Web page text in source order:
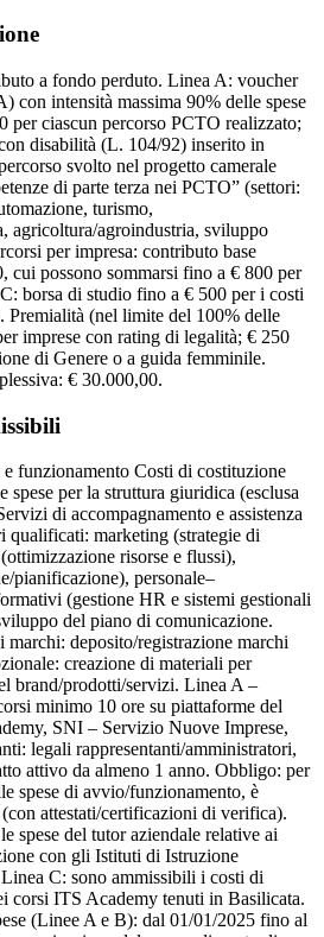
a fondo perduto. Linea A: voucher
con intensità massima 90% delle spese
per ciascun percorso PCTO realizzato;
disabilità (L. 104/92) inserito in
svolto nel progetto camerale
di parte terza nei PCTO” (settori:
turismo,
agricoltura/agroindustria, sviluppo
per impresa: contributo base
cui possono sommarsi fino a € 800 per
borsa di studio fino a € 500 per i costi
Premialità (nel limite del 100% delle
imprese con rating di legalità; € 250
di Genere o a guida femminile.
€ 30.000,00.
funzionamento Costi di costituzione
spese per la struttura giuridica (esclusa
di accompagnamento e assistenza
qualificati: marketing (strategie di
risorse e flussi),
pianificazione), personale–
(gestione HR e sistemi gestionali
del piano di comunicazione.
deposito/registrazione marchi
creazione di materiali per
brand/prodotti/servizi. Linea A –
minimo 10 ore su piattaforme del
SNI – Servizio Nuove Imprese,
legali rappresentanti/amministratori,
attivo da almeno 1 anno. Obbligo: per
spese di avvio/funzionamento, è
attestati/certificazioni di verifica).
spese del tutor aziendale relative ai
con gli Istituti di Istruzione
C: sono ammissibili i costi di
corsi ITS Academy tenuti in Basilicata.
(Linee A e B): dal 01/01/2025 fino al